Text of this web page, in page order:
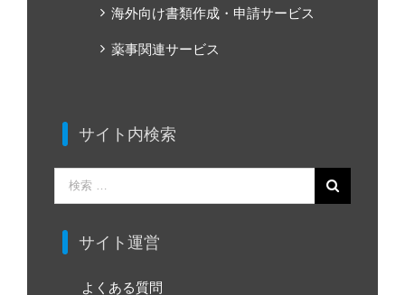
海外向け書類作成・申請サービス
薬事関連サービス
サイト内検索
索
サイト運営
よくある質問